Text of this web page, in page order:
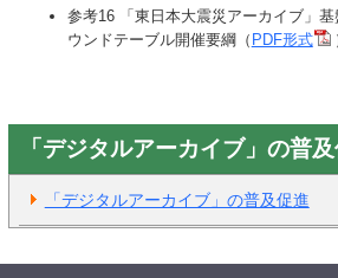
参考16 「東日本大震災アーカイブ」
ウンドテーブル開催要綱（ PDF形式
「デジタルアーカイブ」の普
「デジタルアーカイブ」の普及促進